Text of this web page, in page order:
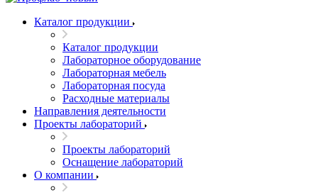
Каталог продукции
Каталог продукции
Лабораторное оборудование
Лабораторная мебель
Лабораторная посуда
Расходные материалы
Направления деятельности
Проекты лабораторий
Проекты лабораторий
Оснащение лабораторий
О компании